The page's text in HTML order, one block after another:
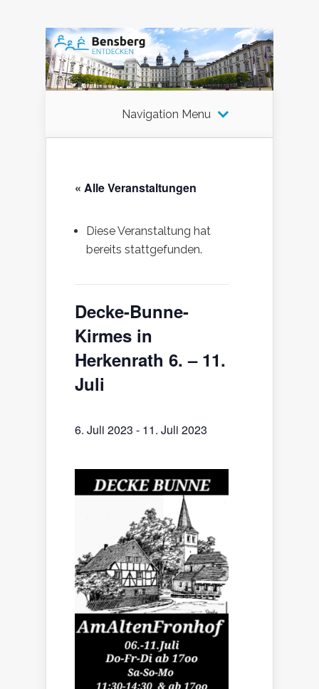
Navigation Menu
« Alle Veranstaltungen
Diese Veranstaltung hat
bereits stattgefunden.
Decke-Bunne-
Kirmes in
Herkenrath 6. – 11.
Juli
6. Juli 2023 - 11. Juli 2023